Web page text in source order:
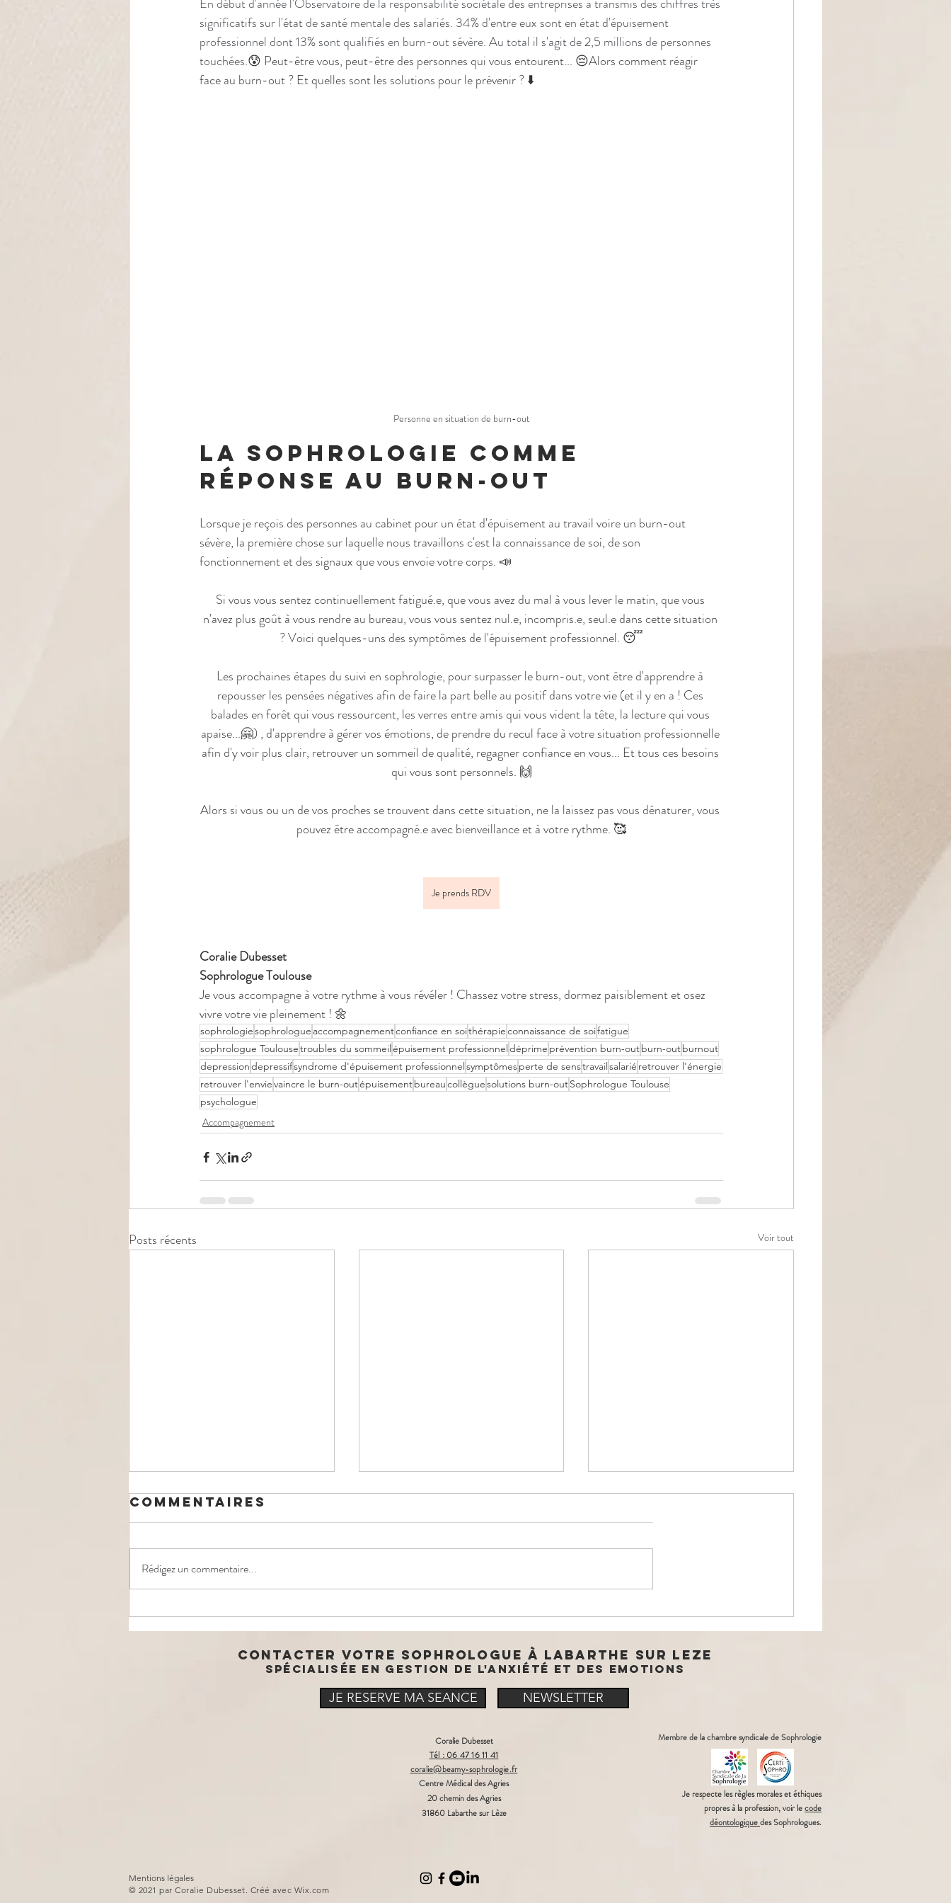
significatifs sur l'état de santé mentale des salariés. 34% d'entre eux sont en état d'épuisement
professionnel dont 13% sont qualifiés en burn-out sévère. Au total il s'agit de 2,5 millions de personnes
touchées.😰 Peut-être vous, peut-être des personnes qui vous entourent... 😔Alors comment réagir
face au burn-out ? Et quelles sont les solutions pour le prévenir ? ⬇️
Personne en situation de burn-out
La sophrologie comme
réponse au burn-out
Lorsque je reçois des personnes au cabinet pour un état d'épuisement au travail voire un burn-out
sévère, la première chose sur laquelle nous travaillons c'est la connaissance de soi, de son
fonctionnement et des signaux que vous envoie votre corps. 📣
Si vous vous sentez continuellement fatigué.e, que vous avez du mal à vous lever le matin, que vous
n'avez plus goût à vous rendre au bureau, vous vous sentez nul.e, incompris.e, seul.e dans cette situation
? Voici quelques-uns des symptômes de l'épuisement professionnel. 😴
Les prochaines étapes du suivi en sophrologie, pour surpasser le burn-out, vont être d'apprendre à
repousser les pensées négatives afin de faire la part belle au positif dans votre vie (et il y en a ! Ces
balades en forêt qui vous ressourcent, les verres entre amis qui vous vident la tête, la lecture qui vous
apaise...🤗) , d'apprendre à gérer vos émotions, de prendre du recul face à votre situation professionnelle
afin d'y voir plus clair, retrouver un sommeil de qualité, regagner confiance en vous... Et tous ces besoins
qui vous sont personnels. 🙌
Alors si vous ou un de vos proches se trouvent dans cette situation, ne la laissez pas vous dénaturer, vous
pouvez être accompagné.e avec bienveillance et à votre rythme. 🥰
Je prends RDV
Coralie Dubesset
Sophrologue Toulouse
Je vous accompagne à votre rythme à vous révéler ! Chassez votre stress, dormez paisiblement et osez
vivre votre vie pleinement ! 🌼
sophrologiesophrologue accompagnementconfiance en soithérapieconnaissance de soifatigue
sophrologue Toulousetroubles du sommeil épuisement professionnel déprime prévention burn-outburn-outburnout
depressiondepressifsyndrome d'épuisement professionnel symptômesperte de senstravail salarié retrouver l'énergie
retrouver l'envievaincre le burn-outépuisementbureaucollèguesolutions burn-outSophrologue Toulouse
psychologue
Accompagnement
Posts récents Voir tout
Sophrologie :
5 techniques
pour réduire
l'anxiété
Prendre soin
de sa santé
mentale, ça
s'apprend 🥳
Et si vous
acceptiez de
changer ?😰
Commentaires
Rédigez un commentaire...
Contacter votre sophrologue à labarthe sur leze
Spécialisée en gestion de l'anxiété et des emotions
JE RESERVE MA SEANCE NEWSLETTER
Coralie Dubesset
Tél : 06 47 16 11 41
coralie​@beamy-sophrologie.fr
Centre Médical des Agries
20 chemin des Agries
31860 Labarthe sur Lèze
Mentions légales
© 2021 par Coralie Dubesset. Créé avec Wix.com
Membre de la chambre syndicale de Sophrologie
Je respecte les règles morales et éthiques
propres à la profession, voir lecode
déontologiquedes Sophrologues.